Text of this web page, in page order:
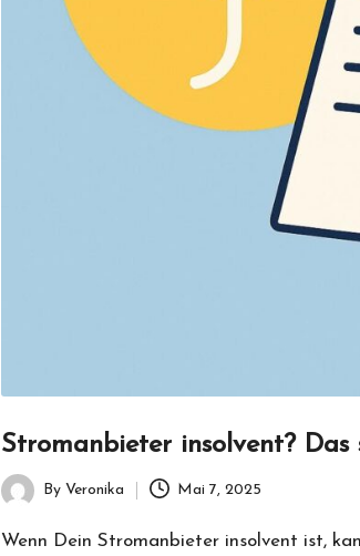
Stromanbieter insolvent?
Posted
by
By Veronika Mai 7, 2025
Wenn Dein Stromanbieter insolvent ist,